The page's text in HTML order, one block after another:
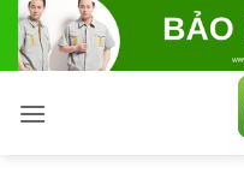
Bỏ
qua
nội
dung